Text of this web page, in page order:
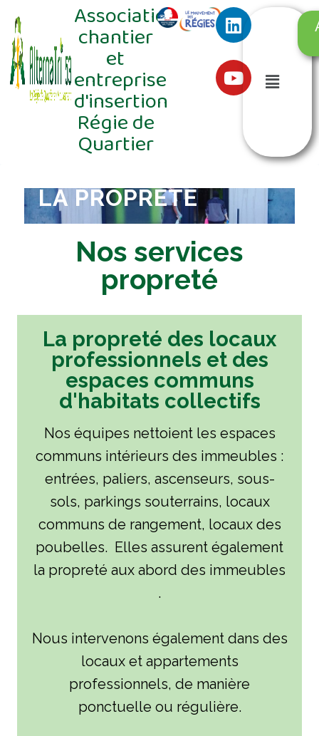
Association
chantier
et
entreprise
d'insertion
Régie de
Quartier
LA PROPRETÉ
Nos services
propreté
La propreté des locaux
professionnels et des
espaces communs
d'habitats collectifs
Nos équipes nettoient les espaces
communs intérieurs des immeubles :
entrées, paliers, ascenseurs, sous-
sols, parkings souterrains, locaux
communs de rangement, locaux des
poubelles. Elles assurent également
la propreté aux abord des immeubles
.
Nous intervenons également dans des
locaux et appartements
professionnels, de manière
ponctuelle ou régulière.